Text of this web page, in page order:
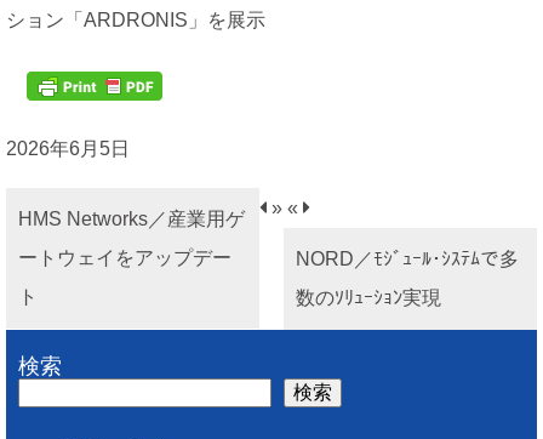
ション「ARDRONIS」を展示
2026年6月5日
HMS Networks／産業用ゲ
ートウェイをアップデー
ト
» «
NORD／ﾓｼﾞｭｰﾙ･ｼｽﾃﾑで多
数のｿﾘｭｰｼｮﾝ実現
検索
検索